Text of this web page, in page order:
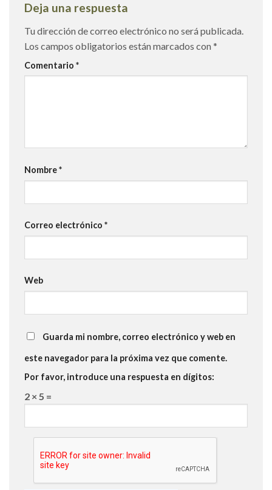
Deja una respuesta
Tu dirección de correo electrónico no será publicada.
Los campos obligatorios están marcados con *
Comentario *
Nombre*
Correo electrónico *
Web
Guarda mi nombre, correo electrónico y web en
este navegador para la próxima vez que comente.
Por favor, introduce una respuesta en dígitos:
2 × 5 =